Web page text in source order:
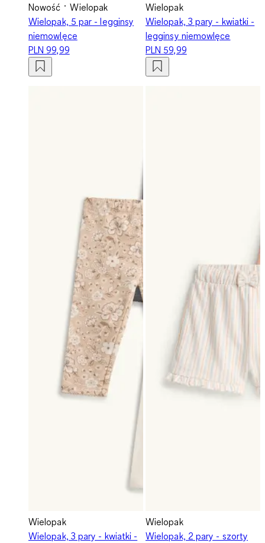
Nowość
Wielopak
Wielopak, 5 par - legginsy
niemowlęce
PLN 99,99
Wielopak
Wielopak, 3 pary - kwiatki -
legginsy niemowlęce
PLN 59,99
Wielopak
Wielopak, 3 pary - kwiatki -
Wielopak
Wielopak, 2 pary - szorty